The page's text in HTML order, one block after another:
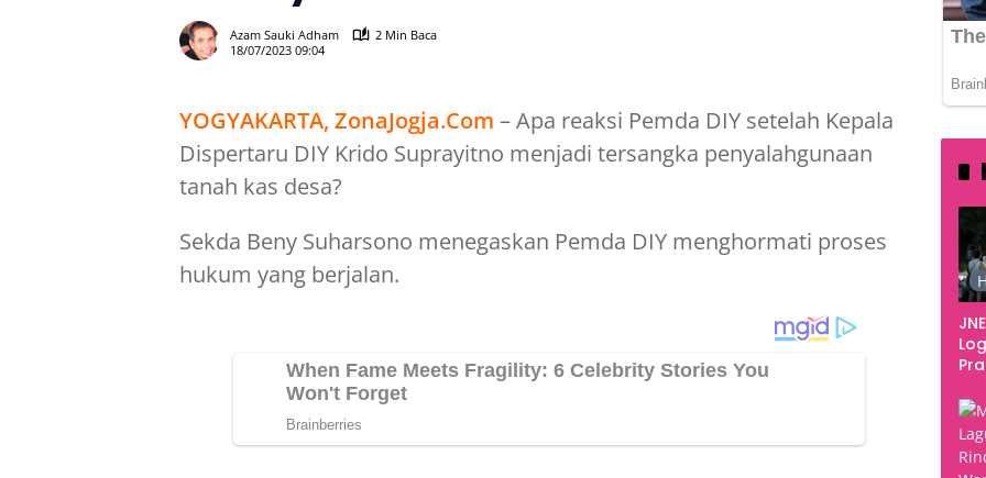
Azam Sauki Adham
2 Min Baca
18/07/2023 09:04
YOGYAKARTA, ZonaJogja.Com – Apa reaksi Pemda DIY setelah Kepala
Dispertaru DIY Krido Suprayitno menjadi tersangka penyalahgunaan
tanah kas desa?
Sekda Beny Suharsono menegaskan Pemda DIY menghormati proses
hukum yang berjalan.